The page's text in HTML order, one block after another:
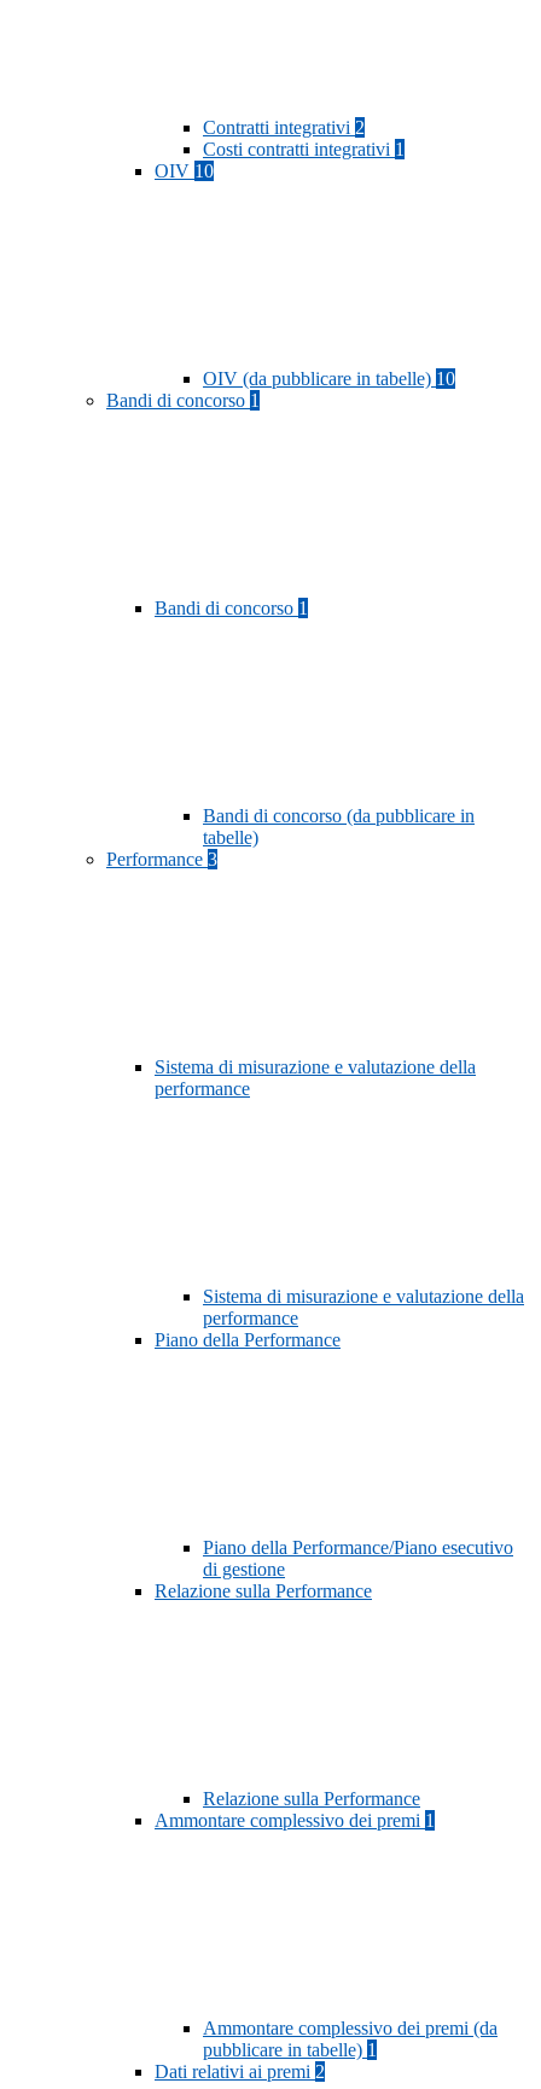
Contratti integrativi 2
Costi contratti integrativi 1
OIV 10
OIV (da pubblicare in tabelle) 10
Bandi di concorso 1
Bandi di concorso 1
Bandi di concorso (da pubblicare in
tabelle)
Performance 3
Sistema di misurazione e valutazione della
performance
Sistema di misurazione e valutazione della
performance
Piano della Performance
Piano della Performance/Piano esecutivo
di gestione
Relazione sulla Performance
Relazione sulla Performance
Ammontare complessivo dei premi 1
Ammontare complessivo dei premi (da
pubblicare in tabelle) 1
Dati relativi ai premi 2